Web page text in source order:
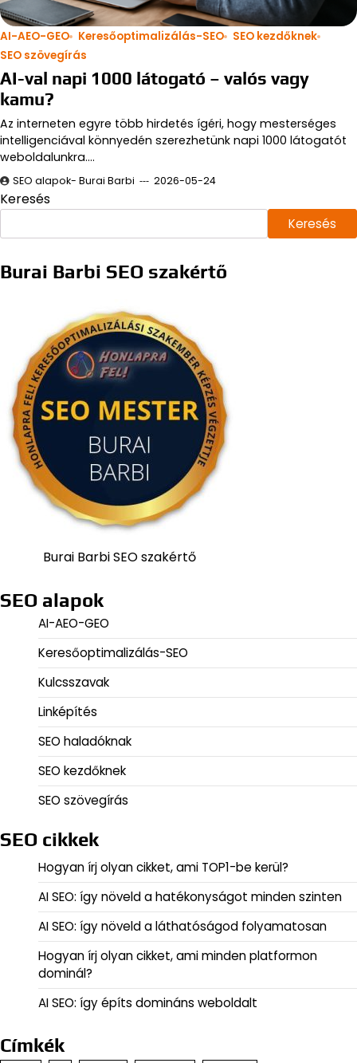
AI-AEO-GEO Keresőoptimalizálás-SEO
SEO kezdőknek
SEO szövegírás
AI-val napi 1000 látogató – valós vagy
kamu?
Az interneten egyre több hirdetés ígéri, hogy mesterséges
intelligenciával könnyedén szerezhetünk napi 1000 látogatót
weboldalunkra.…
SEO alapok- Burai Barbi 2026-05-24
Keresés
Keresés
Burai Barbi SEO szakértő
Burai Barbi SEO szakértő
SEO alapok
AI-AEO-GEO
Keresőoptimalizálás-SEO
Kulcsszavak
Linképítés
SEO haladóknak
SEO kezdőknek
SEO szövegírás
SEO cikkek
Hogyan írj olyan cikket, ami TOP1-be kerül?
AI SEO: így növeld a hatékonyságot minden szinten
AI SEO: így növeld a láthatóságod folyamatosan
Hogyan írj olyan cikket, ami minden platformon
dominál?
AI SEO: így építs domináns weboldalt
Címkék